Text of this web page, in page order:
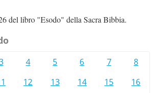
del libro "Esodo" della Sacra Bibbia.
4 5 6 7
8
12 13 14 15
16